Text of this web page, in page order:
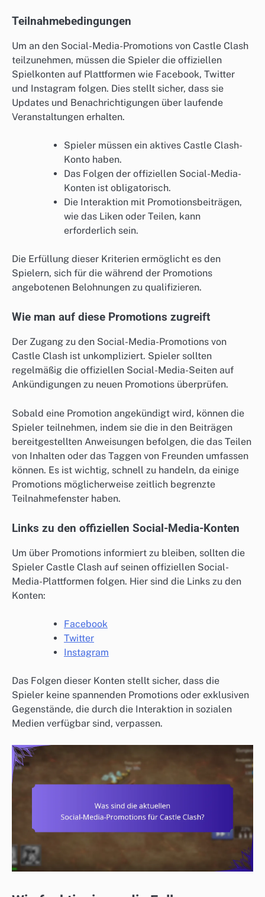
Teilnahmebedingungen
Um an den Social-Media-Promotions von Castle Clash
teilzunehmen, müssen die Spieler die offiziellen
Spielkonten auf Plattformen wie Facebook, Twitter
und Instagram folgen. Dies stellt sicher, dass sie
Updates und Benachrichtigungen über laufende
Veranstaltungen erhalten.
Spieler müssen ein aktives Castle Clash-
Konto haben.
Das Folgen der offiziellen Social-Media-
Konten ist obligatorisch.
Die Interaktion mit Promotionsbeiträgen,
wie das Liken oder Teilen, kann
erforderlich sein.
Die Erfüllung dieser Kriterien ermöglicht es den
Spielern, sich für die während der Promotions
angebotenen Belohnungen zu qualifizieren.
Wie man auf diese Promotions zugreift
Der Zugang zu den Social-Media-Promotions von
Castle Clash ist unkompliziert. Spieler sollten
regelmäßig die offiziellen Social-Media-Seiten auf
Ankündigungen zu neuen Promotions überprüfen.
Sobald eine Promotion angekündigt wird, können die
Spieler teilnehmen, indem sie die in den Beiträgen
bereitgestellten Anweisungen befolgen, die das Teilen
von Inhalten oder das Taggen von Freunden umfassen
können. Es ist wichtig, schnell zu handeln, da einige
Promotions möglicherweise zeitlich begrenzte
Teilnahmefenster haben.
Links zu den offiziellen Social-Media-Konten
Um über Promotions informiert zu bleiben, sollten die
Spieler Castle Clash auf seinen offiziellen Social-
Media-Plattformen folgen. Hier sind die Links zu den
Konten:
Facebook
Twitter
Instagram
Das Folgen dieser Konten stellt sicher, dass die
Spieler keine spannenden Promotions oder exklusiven
Gegenstände, die durch die Interaktion in sozialen
Medien verfügbar sind, verpassen.